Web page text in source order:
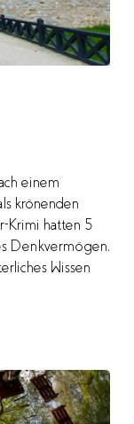
einem
krönenden
Krimi hatten 5
Denkvermögen,
Wissen